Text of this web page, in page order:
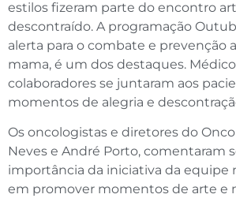
estilos fizeram parte do encontro
descontraído. A programação
alerta para o combate e prevenção
mama, é um dos destaques.
colaboradores se juntaram aos
momentos de alegria e
Os oncologistas e diretores do
Neves e André Porto, comentaram
importância da iniciativa da equipe
em promover momentos de arte e